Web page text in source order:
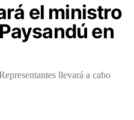
el ministro
en
llevará a cabo